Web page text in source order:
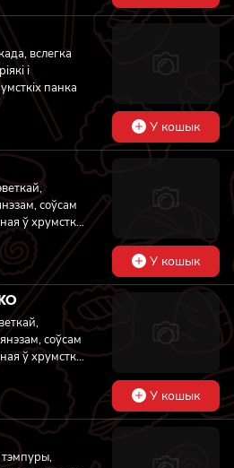
вслегка
і
панка
У кошык
соўсам
ў хрумсткіх
У кошык
соўсам
ў хрумсткіх
У кошык
тэмпуры,